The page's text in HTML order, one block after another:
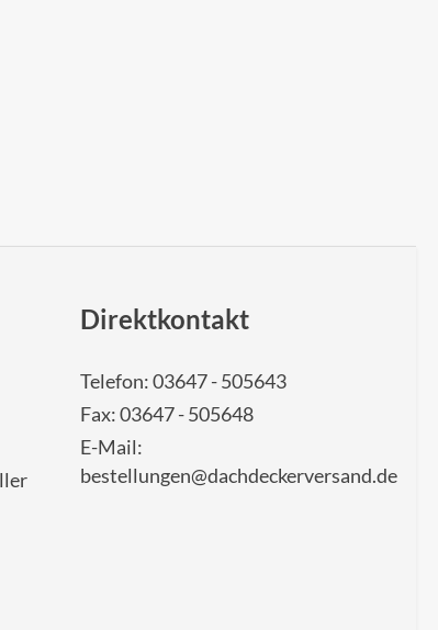
Direktkontakt
Telefon: 03647 - 505643
Fax: 03647 - 505648
E-Mail:
bestellungen@dachdeckerversand.de